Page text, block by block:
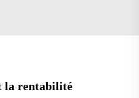
la rentabilité